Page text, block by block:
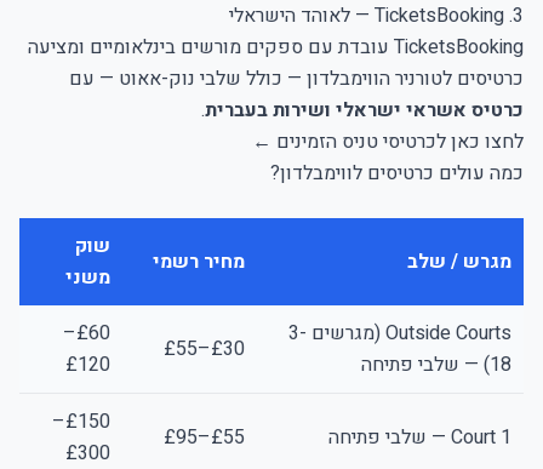
3. TicketsBooking — לאוהד הישראלי
TicketsBooking עובדת עם ספקים מורשים בינלאומיים ומציעה
כרטיסים לטורניר הווימבלדון — כולל שלבי נוק-אאוט — עם
כרטיס אשראי ישראלי ושירות בעברית.
לחצו כאן לכרטיסי טניס הזמינים ←
כמה עולים כרטיסים לווימבלדון?
מגרש / שלב מחיר רשמי
שוק
משני
Outside Courts (מגרשים 3-
18) — שלבי פתיחה
£30–£55
£60–
£120
Court 1 — שלבי פתיחה £55–£95
£150–
£300